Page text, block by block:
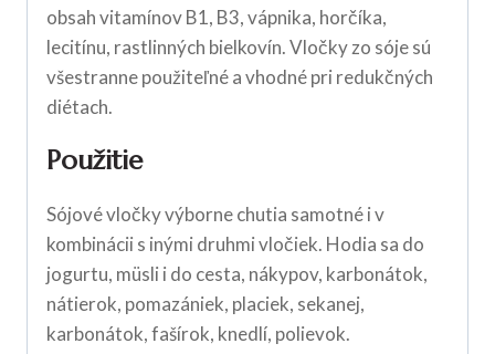
obsah vitamínov B1, B3, vápnika, horčíka,
lecitínu, rastlinných bielkovín. Vločky zo sóje sú
všestranne použiteľné a vhodné pri redukčných
diétach.
Použitie
Sójové vločky výborne chutia samotné i v
kombinácii s inými druhmi vločiek. Hodia sa do
jogurtu, müsli i do cesta, nákypov, karbonátok,
nátierok, pomazániek, placiek, sekanej,
karbonátok, fašírok, knedlí, polievok.